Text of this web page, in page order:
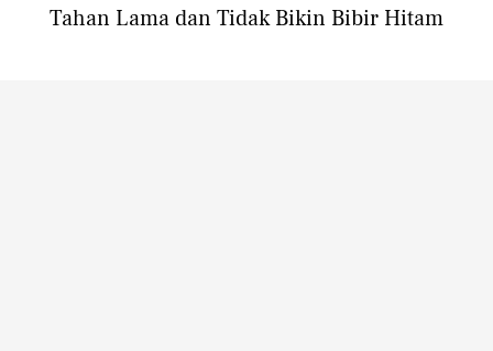
Tahan Lama dan Tidak Bikin Bibir Hitam